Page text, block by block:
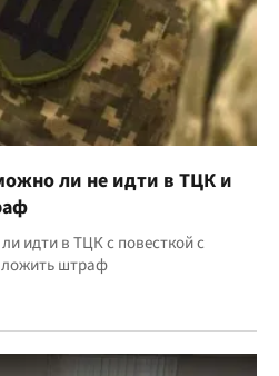
ли не идти в ТЦК и
идти в ТЦК с повесткой с
штраф